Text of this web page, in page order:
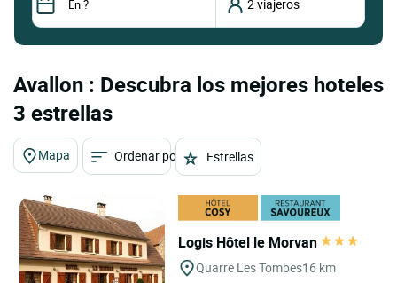
Avallon : Descubra los mejores hoteles
3 estrellas
Mapa Ordenar por Estrellas
Logis Hôtel le Morvan
Quarre Les Tombes16 km